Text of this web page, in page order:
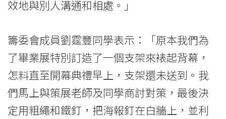
效地與別人溝通和相處。」
籌委會成員劉霆豐同學表示：「原本我們為
了畢業展特別訂造了一個支架來裱起背幕，
怎料直至開幕典禮早上，支架還未送到。我
們馬上與策展老師及同學商討對策，最後決
定用粗繩和鐵釘，把海報釘在白牆上，並利